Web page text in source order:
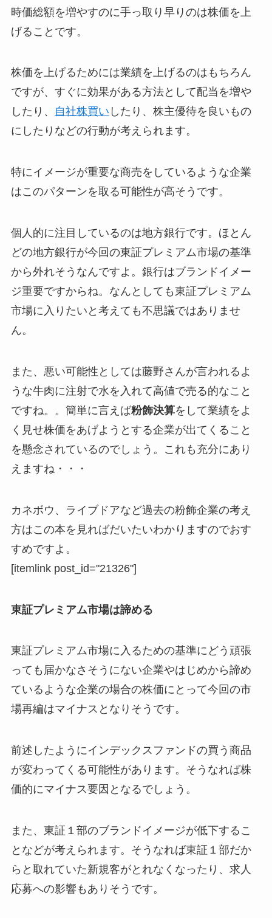
時価総額を増やすのに手っ取り早りのは株価を上
げることです。
株価を上げるためには業績を上げるのはもちろん
ですが、すぐに効果がある方法として配当を増や
したり、
自社株買い したり、株主優待を良いもの
にしたりなどの行動が考えられます。
特にイメージが重要な商売をしているような企業
はこのパターンを取る可能性が高そうです。
個人的に注目しているのは地方銀行です。ほとん
どの地方銀行が今回の東証プレミアム市場の基準
から外れそうなんですよ。銀行はブランドイメー
ジ重要ですからね。なんとしても東証プレミアム
市場に入りたいと考えても不思議ではありませ
ん。
また、悪い可能性としては藤野さんが言われるよ
うな牛肉に注射で水を入れて高値で売る的なこと
ですね。。簡単に言えば粉飾決算をして業績をよ
く見せ株価をあげようとする企業が出てくること
を懸念されているのでしょう。これも充分にあり
えますね・・・
カネボウ、ライブドアなど過去の粉飾企業の考え
方はこの本を見ればだいたいわかりますのでおす
すめですよ。
[itemlink post_id="21326"]
東証プレミアム市場は諦める
東証プレミアム市場に入るための基準にどう頑張
っても届かなさそうにない企業やはじめから諦め
ているような企業の場合の株価にとって今回の市
場再編はマイナス となりそうです。
前述したようにインデックスファンドの買う商品
が変わってくる可能性があります。そうなれば株
価的にマイナス要因となるでしょう。
また、東証１部のブランドイメージが低下するこ
となどが考えられます。そうなれば東証１部だか
らと取れていた新規客がとれなくなったり、求人
応募への影響もありそうです。